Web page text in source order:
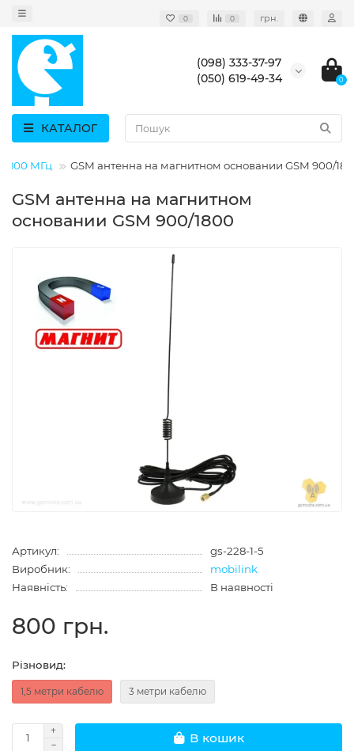
0 0 грн.
(098) 333-37-97
(050) 619-49-34
0
КАТАЛОГ
1800 МГц GSM антенна на магнитном основании GSM 900/
GSM антенна на магнитном
основании GSM 900/1800
Артикул:
gs-228-1-5
Виробник:
mobilink
Наявність:
В наявності
800 грн.
Різновид:
1,5 метри кабелю 3 метри кабелю
В кошик